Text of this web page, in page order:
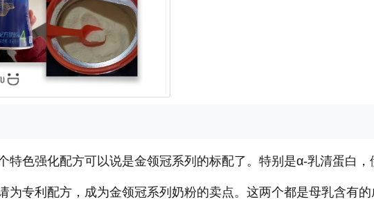
特色强化配方可以说是金领冠系列的标配了。特别是α-乳清蛋白，
为专利配方，成为金领冠系列奶粉的卖点。这两个都是母乳含有的